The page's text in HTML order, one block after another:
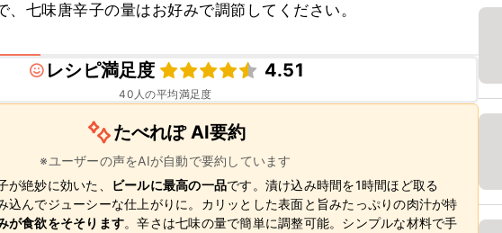
、七味唐辛子の量はお好みで調節してください。
レシピ満足度
4.51
40 人の平均満足度
たべれぽ AI要約
※ユーザーの声をAIが自動で要約しています
絶妙に効いた、
ビールに最高の一品です。漬け込み時間を1時間ほど取る
込んでジューシーな仕上がりに。カリッとした表面と旨みたっぷりの肉汁が特
が食欲をそそります。辛さは七味の量で簡単に調整可能。シンプルな材料で手